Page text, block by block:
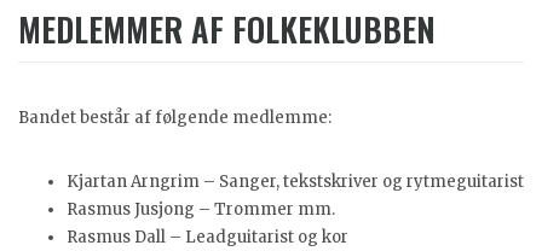
MEDLEMMER AF FOLKEKLUBBEN
Bandet består af følgende medlemme:
Kjartan Arngrim – Sanger, tekstskriver og rytmeguitarist
Rasmus Jusjong – Trommer mm.
Rasmus Dall – Leadguitarist og kor